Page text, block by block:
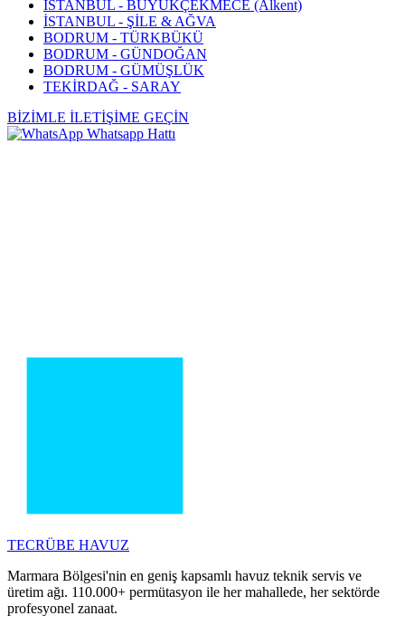
İSTANBUL - BÜYÜKÇEKMECE (Alkent)
İSTANBUL - ŞİLE & AĞVA
BODRUM - TÜRKBÜKÜ
BODRUM - GÜNDOĞAN
BODRUM - GÜMÜŞLÜK
TEKİRDAĞ - SARAY
BİZİMLE İLETİŞİME GEÇİN
Whatsapp Hattı
TECRÜBE HAVUZ
Marmara Bölgesi'nin en geniş kapsamlı havuz teknik servis ve
üretim ağı. 110.000+ permütasyon ile her mahallede, her sektörde
profesyonel zanaat.